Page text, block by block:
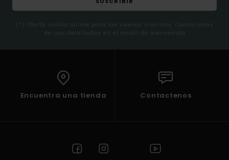
(*) Oferta valida online para los nuevos inscritos. Condiciones
de uso detalladas en el email de bienvenida
Encuentra una tienda Contactenos